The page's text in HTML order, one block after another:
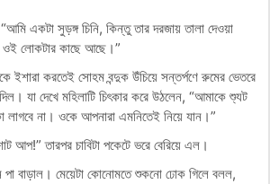
একটা সুড়ঙ্গ চিনি, কিন্তু তার দরজায় তালা দেওয়া
ওই লোকটার কাছে আছে।”
ইশারা করতেই সোহম বন্দুক উঁচিয়ে সন্তর্পণে রুমের ভেতরে
যা দেখে মহিলাটি চিৎকার করে উঠলেন, “আমাকে শ্যুট
না। ওকে আপনারা এমনিতেই নিয়ে যান।”
আপ!” তারপর চাবিটা পকেটে ভরে বেরিয়ে এল।
পা বাড়াল। মেয়েটা কোনোমতে শুকনো ঢোক গিলে বলল,